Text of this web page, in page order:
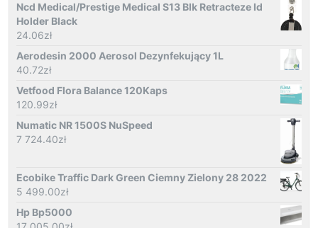
Ncd Medical/Prestige Medical S13 Blk Retracteze Id
Holder Black
24.06zł
Aerodesin 2000 Aerosol Dezynfekujący 1L
40.72zł
Vetfood Flora Balance 120Kaps
120.99zł
Numatic NR 1500S NuSpeed
7 724.40zł
Ecobike Traffic Dark Green Ciemny Zielony 28 2022
5 499.00zł
Hp Bp5000